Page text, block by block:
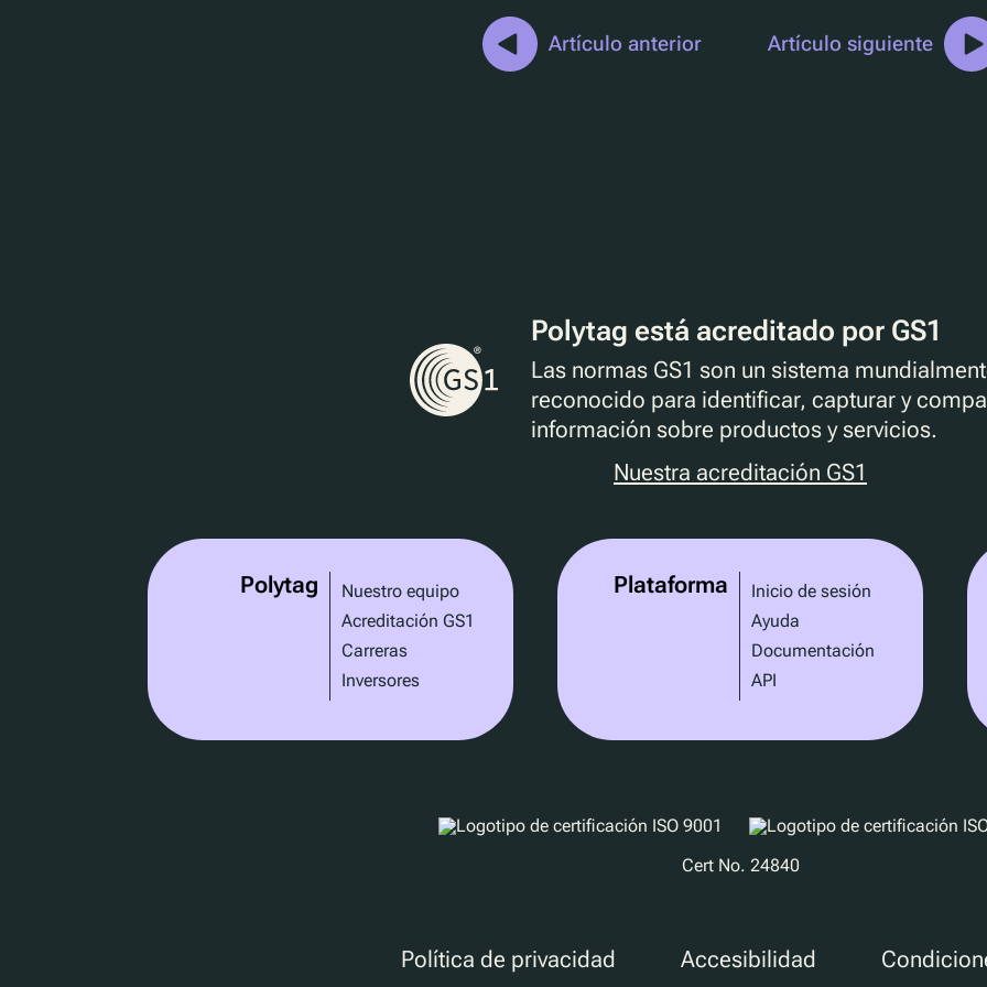
Artículo anterior Artículo siguiente
Polytag está acreditado por GS1
Las normas GS1 son un sistema
reconocido para identificar, capturar y
información sobre productos y servicios.
Nuestra acreditación GS1
Polytag
Nuestro equipo
Acreditación GS1
Carreras
Inversores
Plataforma
Inicio de sesión
Ayuda
Documentación
API
Cert No. 24840
Política de privacidad Accesibilidad